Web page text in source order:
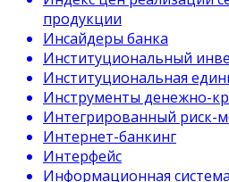
продукции
Инсайдеры банка
Институциональный
Институциональная
Инструменты денежно-
Интегрированный риск-
Интернет-банкинг
Интерфейс
Информационная система